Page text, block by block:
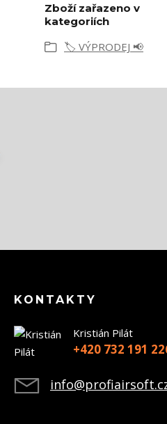
Zboží zařazeno v
kategoriích
🏷️ VÝPRODEJ 📢
KONTAKTY
Kristián Pilát
+420 732 191